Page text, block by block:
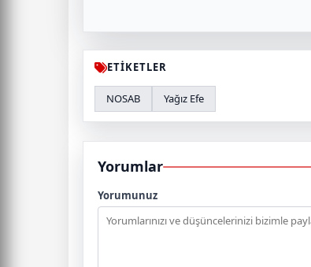
ETİKETLER
NOSAB Yağız Efe
Yorumlar
Yorumunuz